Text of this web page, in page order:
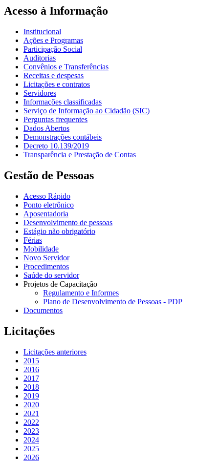
Acesso à Informação
Institucional
Ações e Programas
Participação Social
Auditorias
Convênios e Transferências
Receitas e despesas
Licitações e contratos
Servidores
Informações classificadas
Serviço de Informação ao Cidadão (SIC)
Perguntas frequentes
Dados Abertos
Demonstrações contábeis
Decreto 10.139/2019
Transparência e Prestação de Contas
Gestão de Pessoas
Acesso Rápido
Ponto eletrônico
Aposentadoria
Desenvolvimento de pessoas
Estágio não obrigatório
Férias
Mobilidade
Novo Servidor
Procedimentos
Saúde do servidor
Projetos de Capacitação
Regulamento e Informes
Plano de Desenvolvimento de Pessoas - PDP
Documentos
Licitações
Licitações anteriores
2015
2016
2017
2018
2019
2020
2021
2022
2023
2024
2025
2026